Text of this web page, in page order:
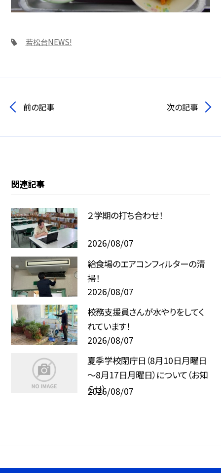
若松台NEWS!
前の記事 次の記事
関連記事
２学期の打ち合わせ！
2026/08/07
給食場のエアコンフィルターの清
掃！
2026/08/07
校務支援員さんが水やりをしてく
れています！
2026/08/07
夏季学校閉庁日（8月10日月曜日
～8月17日月曜日）について（お知
らせ）
2026/08/07